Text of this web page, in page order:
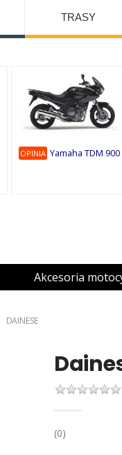
TRASY
OPINIA Yamaha TDM 900
Akcesoria
DAINESE
(0)